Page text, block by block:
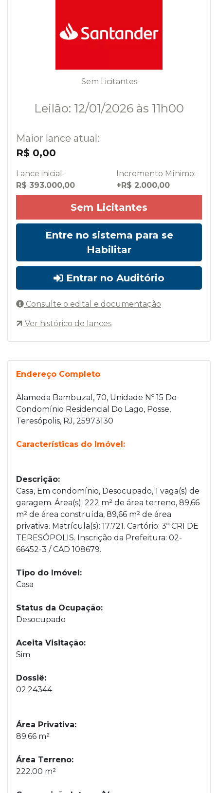
Endereço Completo
Alameda Bambuzal, 70, Unidade Nº 15 Do
Condomínio Residencial Do Lago, Posse,
Teresópolis, RJ, 25973130
Características do Imóvel:
Descrição:
Casa, Em condomínio, Desocupado, 1 vaga(s) de
garagem. Área(s): 222 m² de área terreno, 89,66
m² de área construída, 89,66 m² de área
privativa. Matrícula(s): 17.721. Cartório: 3º CRI DE
TERESÓPOLIS. Inscrição da Prefeitura: 02-
66452-3 / CAD 108679.
Tipo do Imóvel:
Casa
Status da Ocupação:
Desocupado
Aceita Visitação:
Sim
Dossiê:
02.24344
Área Privativa:
89.66 m²
Área Terreno:
222.00 m²
Sem Licitantes
Leilão: 12/01/2026 às 11h00
Maior lance atual:
R$ 0,00
Lance inicial:
R$ 393.000,00
Incremento Mínimo:
+R$ 2.000,00
Sem Licitantes
Entre no sistema para se
Habilitar
Entrar no Auditório
Consulte o edital e documentação
Ver histórico de lances